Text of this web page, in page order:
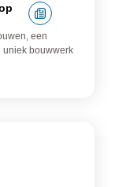
een
uniek bouwwerk